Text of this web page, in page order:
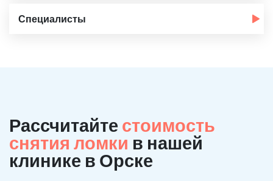
Специалисты
Рассчитайте стоимость
снятия ломки в нашей
клинике в Орске